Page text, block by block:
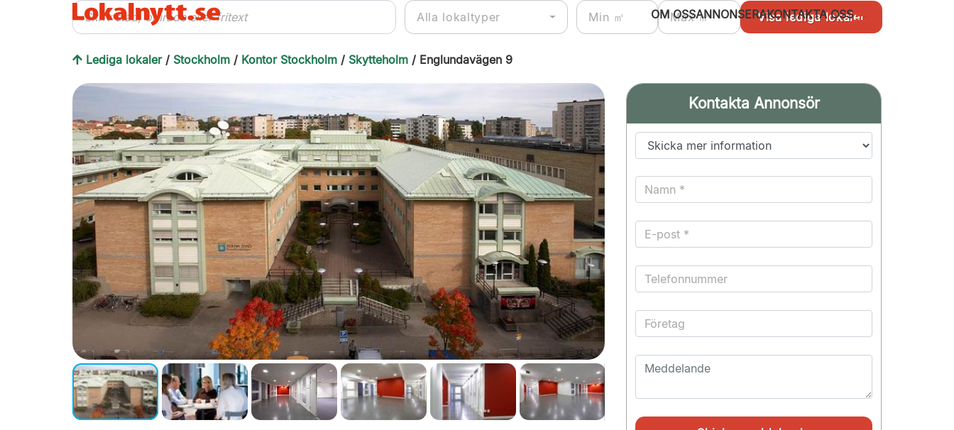
OM OSSANNONSERAKONTAKTA OSS
Alla lokaltyper
Lediga lokaler / Stockholm / Kontor Stockholm / Skytteholm / Englundavägen 9
Kontakta Annonsör